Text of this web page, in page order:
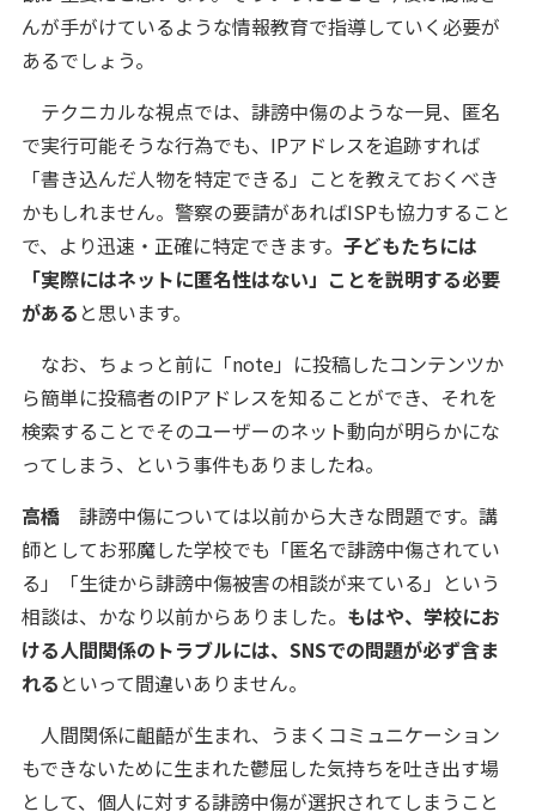
んが手がけているような情報教育で指導していく必要が
あるでしょう。
テクニカルな視点では、誹謗中傷のような一見、匿名
で実行可能そうな行為でも、IPアドレスを追跡すれば
「書き込んだ人物を特定できる」ことを教えておくべき
かもしれません。警察の要請があればISPも協力すること
で、より迅速・正確に特定できます。 子どもたちには
「実際にはネットに匿名性はない」ことを説明する必要
がある と思います。
なお、ちょっと前に「note」に投稿したコンテンツか
ら簡単に投稿者のIPアドレスを知ることができ、それを
検索することでそのユーザーのネット動向が明らかにな
ってしまう、という事件もありましたね。
高橋誹謗中傷については以前から大きな問題です。講
師としてお邪魔した学校でも「匿名で誹謗中傷されてい
る」「生徒から誹謗中傷被害の相談が来ている」という
相談は、かなり以前からありました。 もはや、学校にお
ける人間関係のトラブルには、SNSでの問題が必ず含ま
れる といって間違いありません。
人間関係に齟齬が生まれ、うまくコミュニケーション
もできないために生まれた鬱屈した気持ちを吐き出す場
として、個人に対する誹謗中傷が選択されてしまうこと